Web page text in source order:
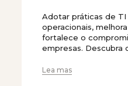
Adotar práticas de
operacionais,
fortalece o
empresas. Descubra
Lea mas